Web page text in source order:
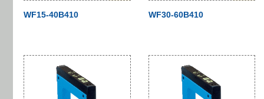
WF15-40B410 WF30-60B410